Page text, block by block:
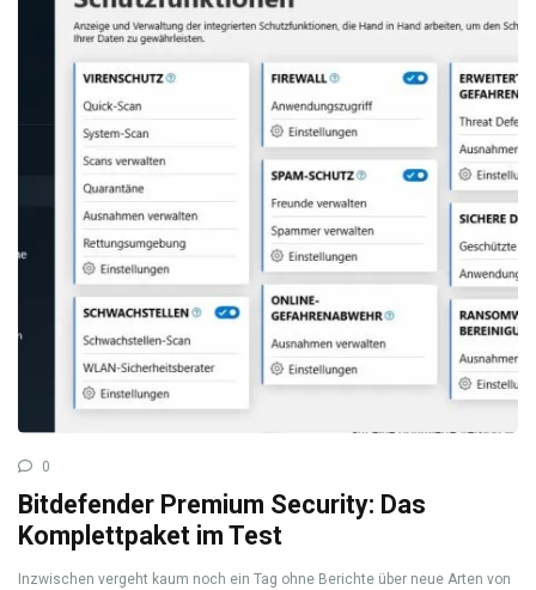
0
Bitdefender Premium Security: Das
Komplettpaket im Test
Inzwischen vergeht kaum noch ein Tag ohne Berichte über neue Arten von